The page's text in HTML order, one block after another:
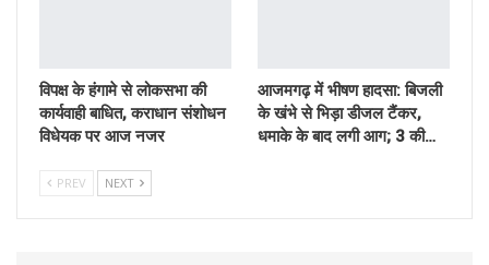
विपक्ष के हंगामे से लोकसभा की
कार्यवाही बाधित, कराधान संशोधन
विधेयक पर आज नजर
आजमगढ़ में भीषण हादसा: बिजली
के खंभे से भिड़ा डीजल टैंकर,
धमाके के बाद लगी आग; 3 की…
PREV NEXT